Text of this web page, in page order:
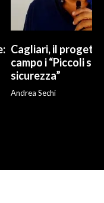
Cagliari, il
campo i “Piccoli
sicurezza”
Andrea Sechi